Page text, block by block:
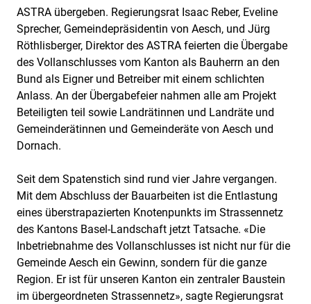
ASTRA übergeben. Regierungsrat Isaac Reber, Eveline
Sprecher, Gemeindepräsidentin von Aesch, und Jürg
Röthlisberger, Direktor des ASTRA feierten die Übergabe
des Vollanschlusses vom Kanton als Bauherrn an den
Bund als Eigner und Betreiber mit einem schlichten
Anlass. An der Übergabefeier nahmen alle am Projekt
Beteiligten teil sowie Landrätinnen und Landräte und
Gemeinderätinnen und Gemeinderäte von Aesch und
Dornach.
Seit dem Spatenstich sind rund vier Jahre vergangen.
Mit dem Abschluss der Bauarbeiten ist die Entlastung
eines überstrapazierten Knotenpunkts im Strassennetz
des Kantons Basel-Landschaft jetzt Tatsache. «Die
Inbetriebnahme des Vollanschlusses ist nicht nur für die
Gemeinde Aesch ein Gewinn, sondern für die ganze
Region. Er ist für unseren Kanton ein zentraler Baustein
im übergeordneten Strassennetz», sagte Regierungsrat